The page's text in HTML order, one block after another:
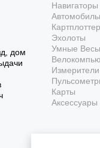
дом
Навигаторы
Эхолоты
Умные Весы
Карты
Аксессуары